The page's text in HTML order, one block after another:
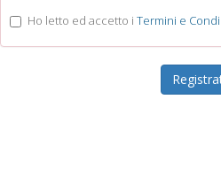
Ho letto ed accetto i Termini e